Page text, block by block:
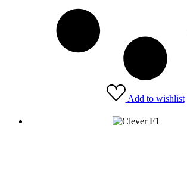
Add to wishlist